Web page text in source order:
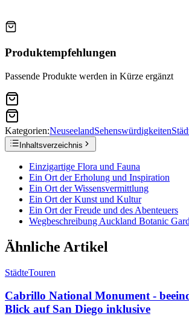
Produktempfehlungen
Passende Produkte werden in Kürze ergänzt
Kategorien:NeuseelandSehenswürdigkeiten
Inhaltsverzeichnis
Einzigartige Flora und Fauna
Ein Ort der Erholung und Inspiration
Ein Ort der Wissensvermittlung
Ein Ort der Kunst und Kultur
Ein Ort der Freude und des Abenteuers
Wegbeschreibung Auckland Botanic
Ähnliche Artikel
StädteTouren
Cabrillo National Monument -
Blick auf San Diego inklusive